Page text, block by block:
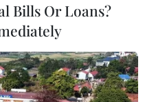
Bills Or Loans?